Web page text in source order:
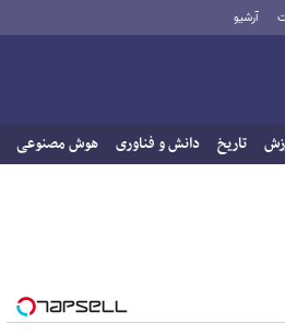
آرشیو
تاریخ دانش و فناوری هوش مصنوعی